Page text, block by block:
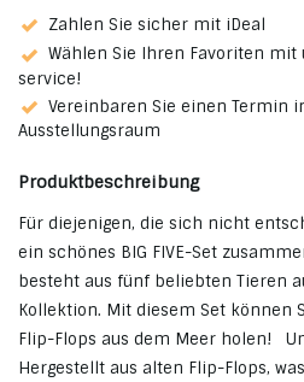
Zahlen Sie sicher mit iDeal
Wählen Sie Ihren Favoriten mit
service!
Vereinbaren Sie einen Termin
Ausstellungsraum
Produktbeschreibung
Für diejenigen, die sich nicht
ein schönes BIG FIVE-Set
besteht aus fünf beliebten Tieren
Kollektion. Mit diesem Set können
Flip-Flops aus dem Meer holen!
Hergestellt aus alten Flip-Flops,